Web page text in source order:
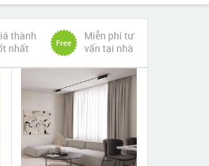
thành
nhất
Free
Miễn phí tư
vấn tại nhà